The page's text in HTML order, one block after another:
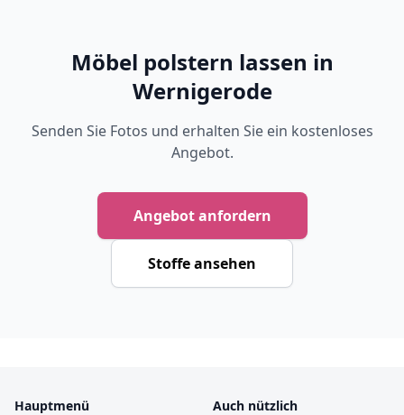
Möbel polstern lassen in
Wernigerode
Senden Sie Fotos und erhalten Sie ein kostenloses
Angebot.
Angebot anfordern
Stoffe ansehen
Hauptmenü Auch nützlich